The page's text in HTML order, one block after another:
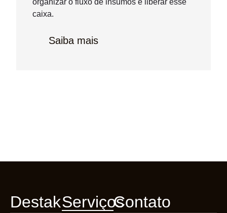
caixa.
Saiba mais
DestakServiçosContato